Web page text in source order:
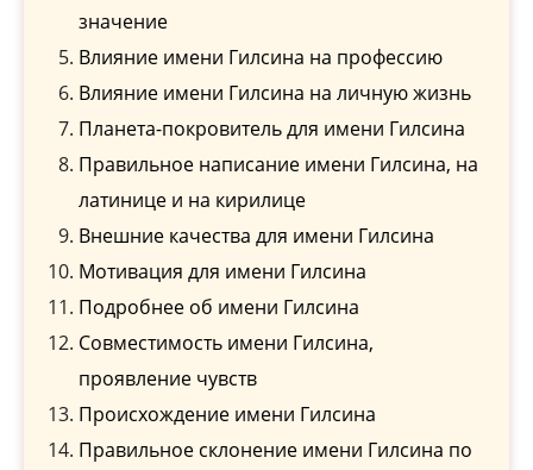
значение
Влияние имени Гилсина на профессию
Влияние имени Гилсина на личную жизнь
Планета-покровитель для имени Гилсина
Правильное написание имени Гилсина, на
латинице и на кирилице
Внешние качества для имени Гилсина
Мотивация для имени Гилсина
Подробнее об имени Гилсина
Совместимость имени Гилсина,
проявление чувств
Происхождение имени Гилсина
Правильное склонение имени Гилсина по